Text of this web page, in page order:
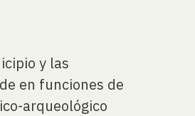
y las
en funciones de
arqueológico